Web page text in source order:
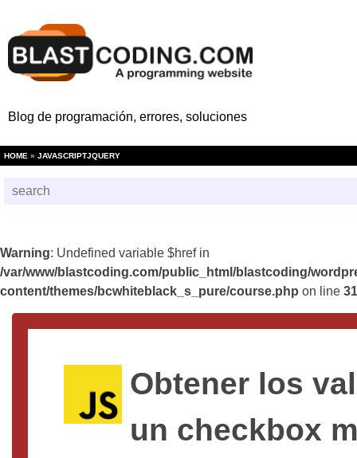
Blog de programación, errores, soluciones
HOME » JAVASCRIPTJQUERY
Warning: Undefined variable $href in
/var/www/blastcoding.com/public_html/blastcoding/
content/themes/bcwhiteblack_s_pure/course.php on line 31
Obtener los
un checkbox